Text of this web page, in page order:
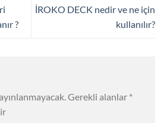
?
İROKO DECK nedir ve ne için
kullanılır?
Gerekli alanlar *